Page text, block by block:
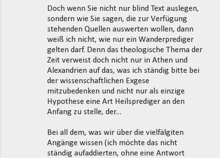
Doch wenn Sie nicht nur blind Text auslegen,
sondern wie Sie sagen, die zur Verfügung
stehenden Quellen auswerten wollen, dann
weiß ich nicht, wie nur ein Wanderprediger
gelten darf. Denn das theologische Thema der
Zeit verweist doch nicht nur in Athen und
Alexandrien auf das, was ich ständig bitte bei
der wissenschaftlichen Exgese
mitzubedenken und nicht nur als einzige
Hypothese eine Art Heilsprediger an den
Anfang zu stelle, der...
Bei all dem, was wir über die vielfälgiten
Angänge wissen (ich möchte das nicht
ständig aufaddierten, ohne eine Antwort